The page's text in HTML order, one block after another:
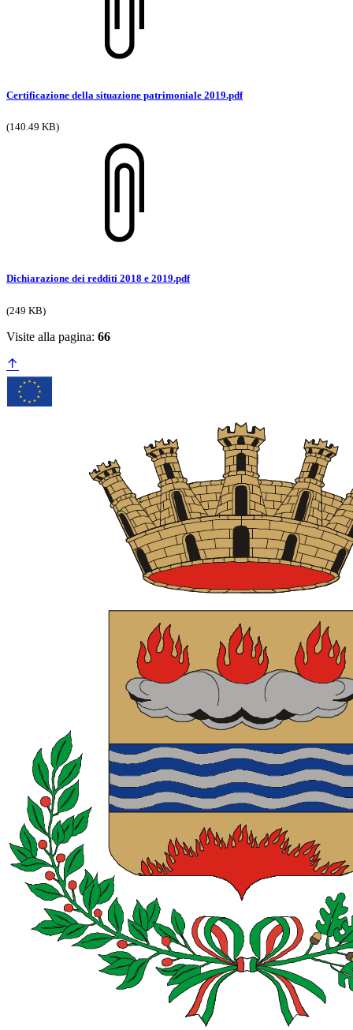
Certificazione della situazione patrimoniale 2019.pdf
(140.49 KB)
Dichiarazione dei redditi 2018 e 2019.pdf
(249 KB)
Visite alla pagina: 66